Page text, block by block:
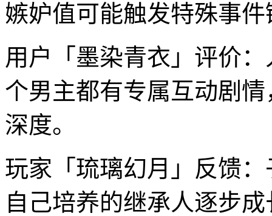
嫉妒值可能触发特殊事件
用户「墨染青衣」评价
个男主都有专属互动剧
深度。
玩家「琉璃幻月」反馈
自己培养的继承人逐步